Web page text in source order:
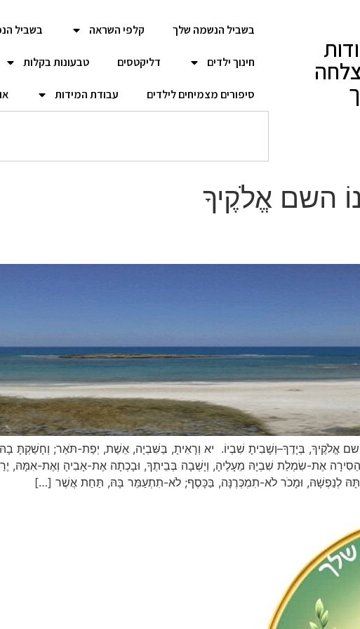
בשביל הנשמה שלך קלפי השראה בשביל
חינוך ילדים דליקטסים טבעונות בקלות
סיפורים מצמיחים לילדים עבודת המידות
השם אֱלֹקֶיךָ
אֱלֹקֶיךָ, בְּיָדֶךָ–וְשָׁבִיתָ שִׁבְיוֹ. יא וְרָאִיתָ, בַּשִּׁבְיָה, אֵשֶׁת, יְפַת-תֹּאַר; וְחָשַׁקְתָּ
אֶת-שִׂמְלַת שִׁבְיָהּ מֵעָלֶיהָ, וְיָשְׁבָה בְּבֵיתֶךָ, וּבָכְתָה אֶת-אָבִיהָ וְאֶת-אִמָּהּ,
לְנַפְשָׁהּ, וּמָכֹר לֹא-תִמְכְּרֶנָּה, בַּכָּסֶף; לֹא-תִתְעַמֵּר בָּהּ, תַּחַת אֲשֶׁר […]